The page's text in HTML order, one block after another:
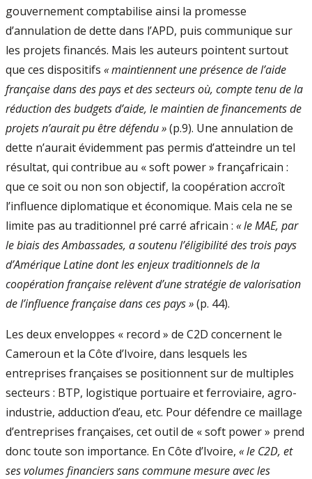
gouvernement comptabilise ainsi la promesse
d’annulation de dette dans l’APD, puis communique sur
les projets financés. Mais les auteurs pointent surtout
que ces dispositifs « maintiennent une présence de l’aide
française dans des pays et des secteurs où, compte tenu de la
réduction des budgets d’aide, le maintien de financements de
projets n’aurait pu être défendu »(p.9). Une annulation de
dette n’aurait évidemment pas permis d’atteindre un tel
résultat, qui contribue au « soft power » françafricain :
que ce soit ou non son objectif, la coopération accroît
l’influence diplomatique et économique. Mais cela ne se
limite pas au traditionnel pré carré africain : « le MAE, par
le biais des Ambassades, a soutenu l’éligibilité des trois pays
d’Amérique Latine dont les enjeux traditionnels de la
coopération française relèvent d’une stratégie de valorisation
de l’influence française dans ces pays »(p. 44).
Les deux enveloppes « record » de C2D concernent le
Cameroun et la Côte d’Ivoire, dans lesquels les
entreprises françaises se positionnent sur de multiples
secteurs : BTP, logistique portuaire et ferroviaire, agro-
industrie, adduction d’eau, etc. Pour défendre ce maillage
d’entreprises françaises, cet outil de « soft power » prend
donc toute son importance. En Côte d’Ivoire, « le C2D, et
ses volumes financiers sans commune mesure avec les